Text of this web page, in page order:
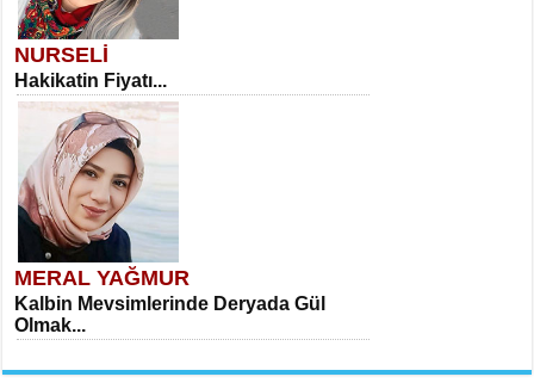
NURSELİ
Hakikatin Fiyatı...
MERAL YAĞMUR
Kalbin Mevsimlerinde Deryada Gül
Olmak...